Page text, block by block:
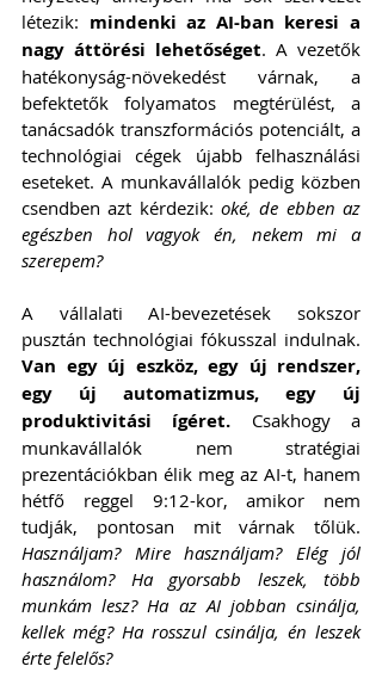
létezik: mindenki az AI-ban keresi a
nagy áttörési lehetőséget. A vezetők
hatékonyság-növekedést várnak, a
befektetők folyamatos megtérülést, a
tanácsadók transzformációs potenciált, a
technológiai cégek újabb felhasználási
eseteket. A munkavállalók pedig közben
csendben azt kérdezik: oké, de ebben az
egészben hol vagyok én, nekem mi a
szerepem?
A vállalati AI-bevezetések sokszor
Van egy új eszköz, egy új rendszer,
egy új automatizmus, egy új
produktivitási ígéret. Csakhogy a
munkavállalók nem stratégiai
prezentációkban élik meg az AI-t, hanem
hétfő reggel 9:12-kor, amikor nem
Használjam? Mire használjam? Elég jól
használom? Ha gyorsabb leszek, több
munkám lesz? Ha az AI jobban csinálja,
kellek még? Ha rosszul csinálja, én leszek
érte felelős?